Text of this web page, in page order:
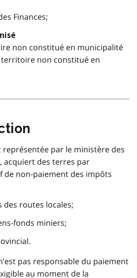
Finances;
non constitué en municipalité
territoire non constitué en
représentée par le ministère des
acquiert des terres par
de non-paiement des impôts
des routes locales;
fonds miniers;
pas responsable du paiement
au moment de la